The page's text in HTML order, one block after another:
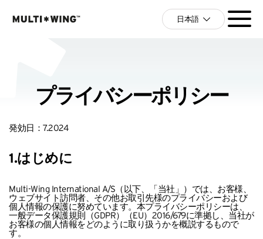
日本語
プライバシーポリシー
発効日：7.2024
1.はじめに
Multi-Wing International A/S（以下、「当社」）では、お客様、
ウェブサイト訪問者、その他お取引先様のプライバシーおよび
個人情報の保護に努めています。本プライバシーポリシーは、
一般データ保護規則（GDPR）（EU）2016/679に準拠し、当社が
お客様の個人情報をどのように取り扱うかを概説するもので
す。